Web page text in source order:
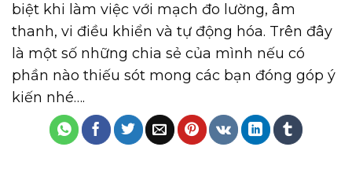
biệt khi làm việc với mạch đo lường, âm
thanh, vi điều khiển và tự động hóa. Trên đây
là một số những chia sẻ của mình nếu có
phần nào thiếu sót mong các bạn đóng góp ý
kiến nhé….